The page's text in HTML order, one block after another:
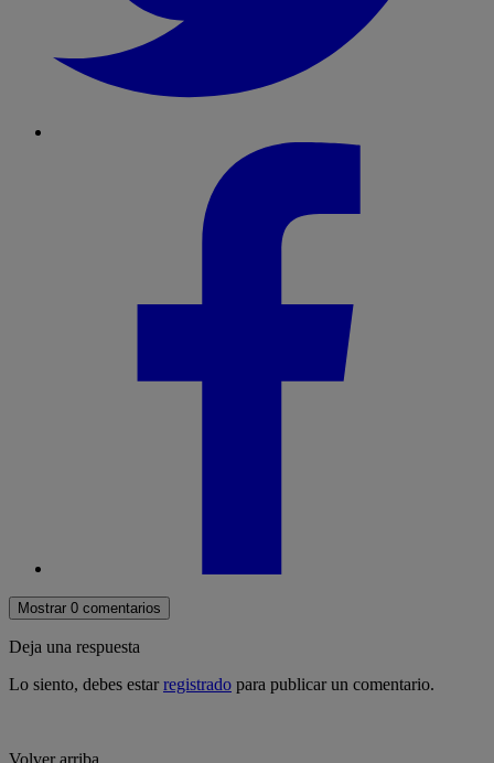
Mostrar 0 comentarios
Deja una respuesta
Lo siento, debes estarregistrado para publicar un comentario.